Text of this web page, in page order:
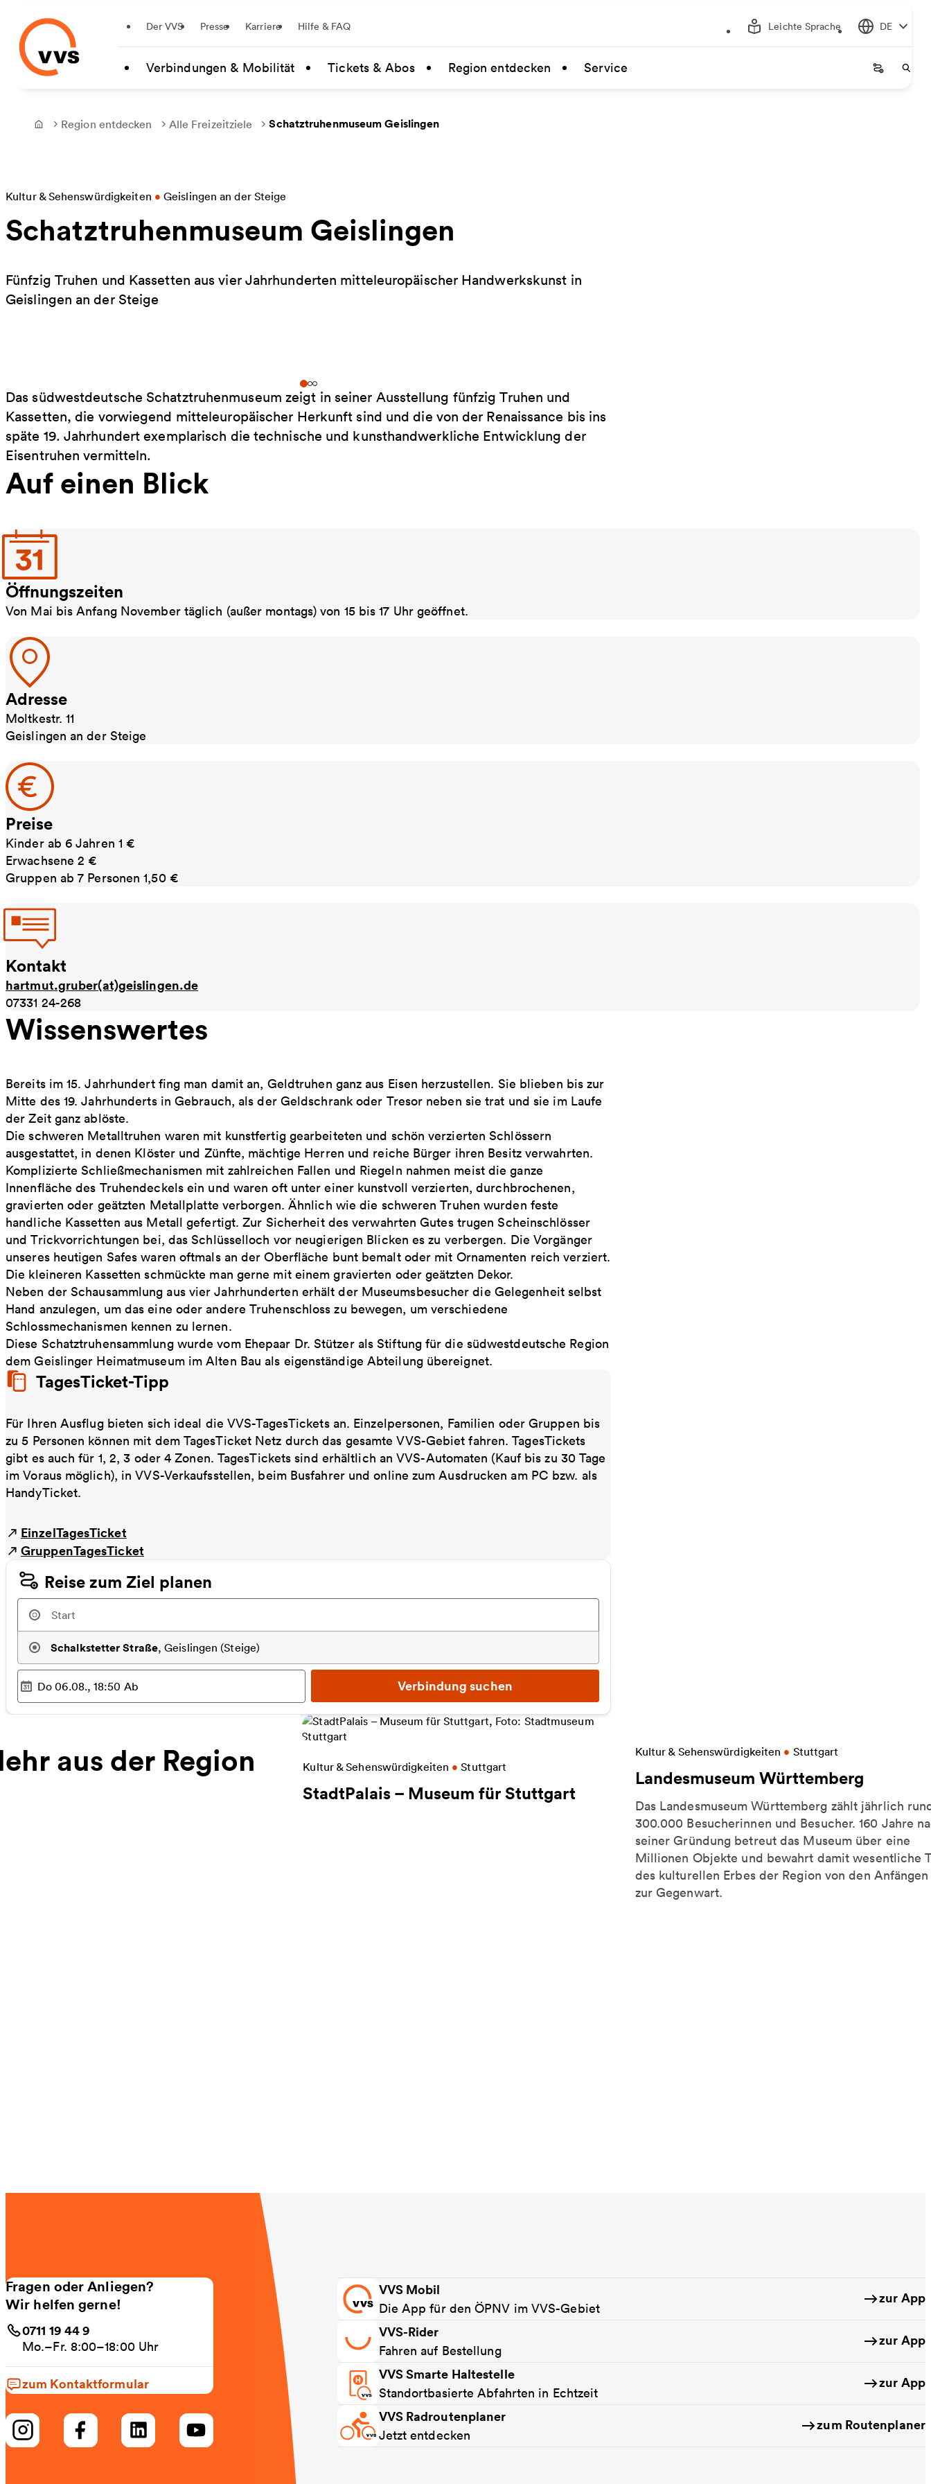
Zum Hauptinhalt springen
Der VVS Presse Karriere Hilfe & FAQ Leichte Sprache DE
Verbindungen & Mobilität Tickets & Abos Region entdecken Service Startseite
Frontpage
Region entdecken Alle Freizeitziele Schatztruhenmuseum Geislingen
Kultur & Sehenswürdigkeiten • Geislingen an der Steige
Schatztruhenmuseum Geislingen
Fünfzig Truhen und Kassetten aus vier Jahrhunderten mitteleuropäischer Handwerkskunst in
Geislingen an der Steige
Das südwestdeutsche Schatztruhenmuseum zeigt in seiner Ausstellung fünfzig Truhen und
Kassetten, die vorwiegend mitteleuropäischer Herkunft sind und die von der Renaissance bis ins
späte 19. Jahrhundert exemplarisch die technische und kunsthandwerkliche Entwicklung der
Eisentruhen vermitteln.
Auf einen Blick
Öffnungszeiten
Von Mai bis Anfang November täglich (außer montags) von 15 bis 17 Uhr geöffnet.
Adresse
Moltkestr. 11
Geislingen an der Steige
Preise
Kinder ab 6 Jahren 1 €
Erwachsene 2 €
Gruppen ab 7 Personen 1,50 €
Kontakt
hartmut.gruber(at)geislingen.de
07331 24-268
Wissenswertes
Bereits im 15. Jahrhundert fing man damit an, Geldtruhen ganz aus Eisen herzustellen. Sie blieben bis zur
Mitte des 19. Jahrhunderts in Gebrauch, als der Geldschrank oder Tresor neben sie trat und sie im Laufe
der Zeit ganz ablöste.
Die schweren Metalltruhen waren mit kunstfertig gearbeiteten und schön verzierten Schlössern
ausgestattet, in denen Klöster und Zünfte, mächtige Herren und reiche Bürger ihren Besitz verwahrten.
Komplizierte Schließmechanismen mit zahlreichen Fallen und Riegeln nahmen meist die ganze
Innenfläche des Truhendeckels ein und waren oft unter einer kunstvoll verzierten, durchbrochenen,
gravierten oder geätzten Metallplatte verborgen. Ähnlich wie die schweren Truhen wurden feste
handliche Kassetten aus Metall gefertigt. Zur Sicherheit des verwahrten Gutes trugen Scheinschlösser
und Trickvorrichtungen bei, das Schlüsselloch vor neugierigen Blicken es zu verbergen. Die Vorgänger
unseres heutigen Safes waren oftmals an der Oberfläche bunt bemalt oder mit Ornamenten reich verziert.
Die kleineren Kassetten schmückte man gerne mit einem gravierten oder geätzten Dekor.
Neben der Schausammlung aus vier Jahrhunderten erhält der Museumsbesucher die Gelegenheit selbst
Hand anzulegen, um das eine oder andere Truhenschloss zu bewegen, um verschiedene
Schlossmechanismen kennen zu lernen.
Diese Schatztruhensammlung wurde vom Ehepaar Dr. Stützer als Stiftung für die südwestdeutsche Region
dem Geislinger Heimatmuseum im Alten Bau als eigenständige Abteilung übereignet.
TagesTicket-Tipp
Für Ihren Ausflug bieten sich ideal die VVS-TagesTickets an. Einzelpersonen, Familien oder Gruppen bis
zu 5 Personen können mit dem TagesTicket Netz durch das gesamte VVS-Gebiet fahren. TagesTickets
gibt es auch für 1, 2, 3 oder 4 Zonen. TagesTickets sind erhältlich an VVS-Automaten (Kauf bis zu 30 Tage
im Voraus möglich), in VVS-Verkaufsstellen, beim Busfahrer und online zum Ausdrucken am PC bzw. als
HandyTicket.
EinzelTagesTicket
GruppenTagesTicket
Reise zum Ziel planen
Schalkstetter Straße,Geislingen (Steige)
Ausgewählter Zeitpunkt
Do 06.08., 18:50 Ab Verbindung suchen
aus der Region Kultur & Sehenswürdigkeiten • Stuttgart
StadtPalais – Museum für Stuttgart
Weitere Informationen zu StadtPalais – Museum für Stuttgart
Kultur & Sehenswürdigkeiten • Stuttgart
Landesmuseum Württemberg
Das Landesmuseum Württemberg zählt jährlich
300.000 Besucherinnen und Besucher. 160 Jahre
seiner Gründung betreut das Museum über eine
Millionen Objekte und bewahrt damit wesentliche
des kulturellen Erbes der Region von den
zur Gegenwart.
Weitere Informationen zu Landesmuseum
Fragen oder Anliegen?
Wir helfen gerne!
0711 19 44 9
Mo.–Fr. 8:00–18:00 Uhr
zum Kontaktformular
VVS Mobil
Die App für den ÖPNV im VVS-Gebiet
zur App
VVS-Rider
Fahren auf Bestellung
zur App
VVS Smarte Haltestelle
Standortbasierte Abfahrten in Echtzeit
zur App
VVS Radroutenplaner
Jetzt entdecken
zum Routenplaner